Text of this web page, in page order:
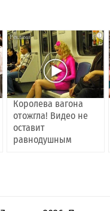
i
Королева вагона
отожгла! Видео не
оставит
равнодушным